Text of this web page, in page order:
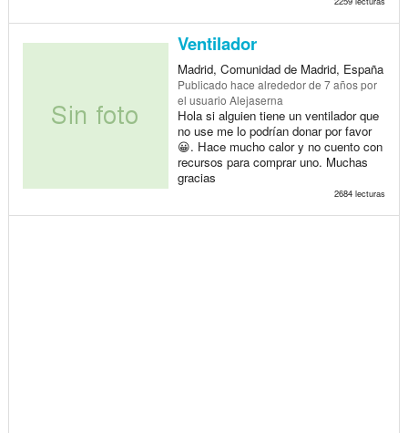
Ventilador
Madrid, Comunidad de Madrid, España
Publicado hace alrededor de 7 añospor
el usuario Alejaserna
Hola si alguien tiene un ventilador que
no use me lo podrían donar por favor
😀. Hace mucho calor y no cuento con
recursos para comprar uno. Muchas
gracias
2684 lecturas